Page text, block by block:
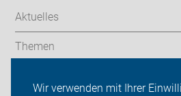
Wir verwenden mit Ihrer
Aktuelles
Themen